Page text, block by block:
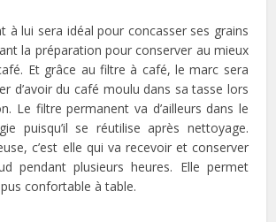
à lui sera idéal pour concasser ses grains
la préparation pour conserver au mieux
Et grâce au filtre à café, le marc sera
d’avoir du café moulu dans sa tasse lors
Le filtre permanent va d’ailleurs dans le
puisqu’il se réutilise après nettoyage.
c’est elle qui va recevoir et conserver
pendant plusieurs heures. Elle permet
confortable à table.